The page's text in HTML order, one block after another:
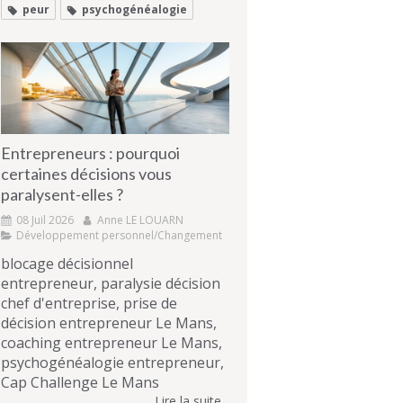
peur
psychogénéalogie
Entrepreneurs : pourquoi
certaines décisions vous
paralysent-elles ?
08 Juil 2026
Anne LE LOUARN
Développement personnel/Changement
blocage décisionnel
entrepreneur, paralysie décision
chef d'entreprise, prise de
décision entrepreneur Le Mans,
coaching entrepreneur Le Mans,
psychogénéalogie entrepreneur,
Cap Challenge Le Mans